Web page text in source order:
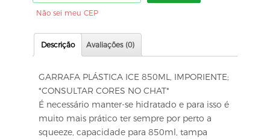
Não sei meu CEP
Descrição Avaliações (0)
GARRAFA PLÁSTICA ICE 850ML, IMPORIENTE;
*CONSULTAR CORES NO CHAT*
É necessário manter-se hidratado e para isso é
muito mais prático ter sempre por perto a
squeeze, capacidade para 850ml, tampa